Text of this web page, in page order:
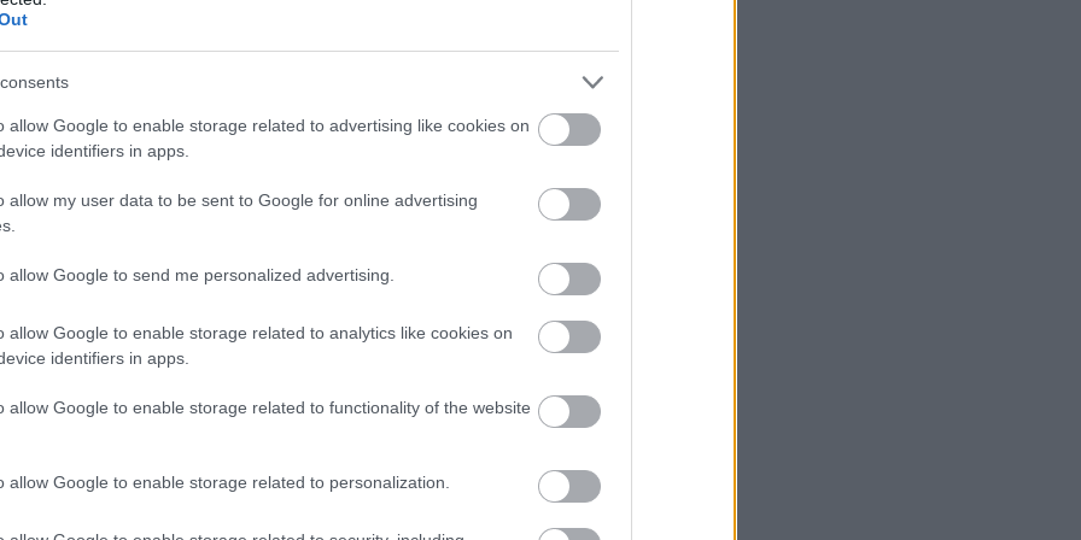
allow Google to enable storage related to advertising like cookies on
identifiers in apps.
allow my user data to be sent to Google for online advertising
allow Google to send me personalized advertising.
allow Google to enable storage related to analytics like cookies on
identifiers in apps.
allow Google to enable storage related to functionality of the website
allow Google to enable storage related to personalization.
folosi, pentru inceput, internetul.
pentru
tine zona în care ți-ai făcut un
care o femeie nu ar trebui să
niciodată
mirele ar trebui sa le aiba in